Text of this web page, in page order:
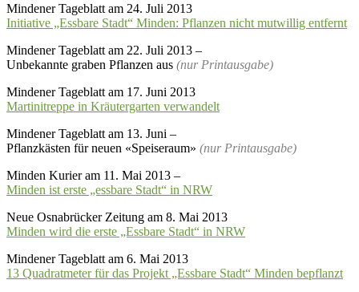
Mindener Tageblatt am 24. Juli 2013
Initiative „Essbare Stadt“ Minden: Pflanzen nicht mutwillig entfernt
Mindener Tageblatt am 22. Juli 2013 –
Unbekannte graben Pflanzen aus (nur Printausgabe)
Mindener Tageblatt am 17. Juni 2013
Martinitreppe in Kräutergarten verwandelt
Mindener Tageblatt am 13. Juni –
Pflanzkästen für neuen «Speiseraum» (nur Printausgabe)
Minden Kurier am 11. Mai 2013 –
Minden ist erste „essbare Stadt“ in NRW
Neue Osnabrücker Zeitung am 8. Mai 2013
Minden wird die erste „Essbare Stadt“ in NRW
Mindener Tageblatt am 6. Mai 2013
13 Quadratmeter für das Projekt „Essbare Stadt“ Minden bepflanzt